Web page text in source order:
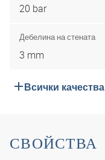
20 bar
Дебелина на стената
3 mm
Всички качества
СВОЙСТВА